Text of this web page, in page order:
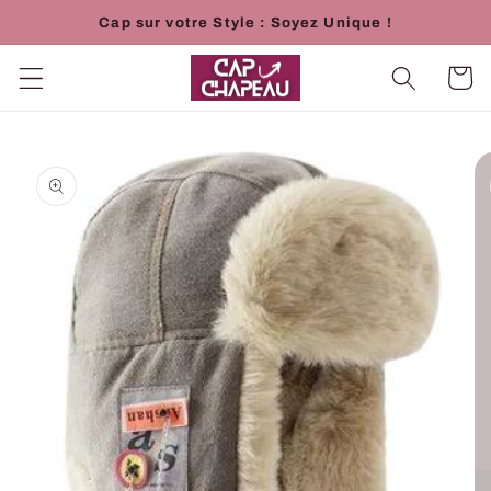
passer
contenu
Cap sur votre Style : Soyez Unique !
Panier
informations
produits